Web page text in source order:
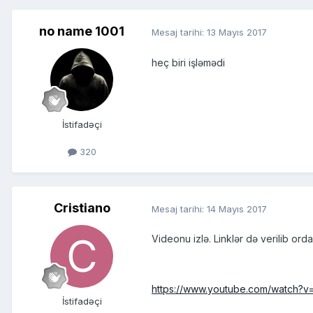
no name 1001
İstifadəçi
320
Mesaj tarihi: 13 Mayıs 2017
heç biri işləmədi
Cristiano
İstifadəçi
Mesaj tarihi: 14 Mayıs 2017
Videonu izlə. Linklər də verilib orda
https://www.youtube.com/